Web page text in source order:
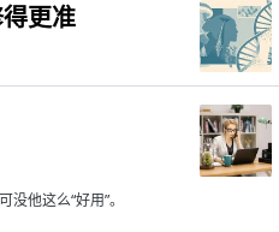
更准
他这么“好用”。